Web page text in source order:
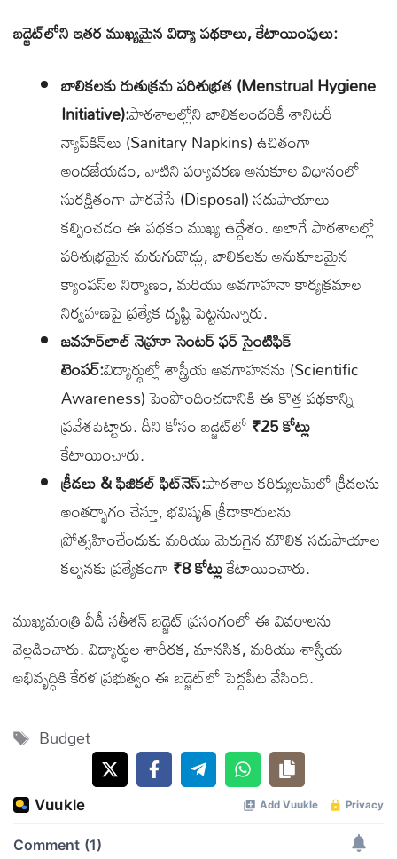
బడ్జెట్‌లోని ఇతర ముఖ్యమైన విద్యా పథకాలు, కేటాయింపులు:
బాలికలకు రుతుక్రమ పరిశుభ్రత (Menstrual Hygiene
Initiative):పాఠశాలల్లోని బాలికలందరికీ శానిటరీ
న్యాప్‌కిన్‌లు (Sanitary Napkins) ఉచితంగా
అందజేయడం, వాటిని పర్యావరణ అనుకూల విధానంలో
సురక్షితంగా పారవేసే (Disposal) సదుపాయాలు
కల్పించడం ఈ పథకం ముఖ్య ఉద్దేశం. అలాగే పాఠశాలల్లో
పరిశుభ్రమైన మరుగుదొడ్లు, బాలికలకు అనుకూలమైన
క్యాంపస్‌ల నిర్మాణం, మరియు అవగాహనా కార్యక్రమాల
నిర్వహణపై ప్రత్యేక దృష్టి పెట్టనున్నారు.
జవహర్‌లాల్ నెహ్రూ సెంటర్ ఫర్ సైంటిఫిక్
టెంపర్:విద్యార్థుల్లో శాస్త్రీయ అవగాహనను (Scientific
Awareness) పెంపొందించడానికి ఈ కొత్త పథకాన్ని
ప్రవేశపెట్టారు. దీని కోసం బడ్జెట్‌లో₹25 కోట్లు
కేటాయించారు.
క్రీడలు & ఫిజికల్ ఫిట్‌నెస్:పాఠశాల కరిక్యులమ్‌లో క్రీడలను
అంతర్భాగం చేస్తూ, భవిష్యత్ క్రీడాకారులను
ప్రోత్సహించేందుకు మరియు మెరుగైన మౌలిక సదుపాయాల
కల్పనకు ప్రత్యేకంగా₹8 కోట్లుకేటాయించారు.
ముఖ్యమంత్రి వీడీ సతీశన్ బడ్జెట్ ప్రసంగంలో ఈ వివరాలను
వెల్లడించారు. విద్యార్థుల శారీరక, మానసిక, మరియు శాస్త్రీయ
అభివృద్ధికి కేరళ ప్రభుత్వం ఈ బడ్జెట్‌లో పెద్దపీట వేసింది.
Tags
Budget